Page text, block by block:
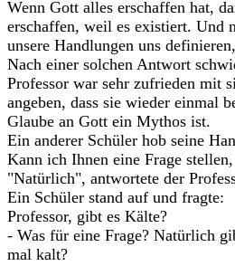
Wenn Gott alles erschaffen hat,
erschaffen, weil es existiert. Und
unsere Handlungen uns
Nach einer solchen Antwort
Professor war sehr zufrieden mit
angeben, dass sie wieder einmal
Glaube an Gott ein Mythos ist.
Ein anderer Schüler hob seine
Kann ich Ihnen eine Frage
"Natürlich", antwortete der
Ein Schüler stand auf und fragte:
Professor, gibt es Kälte?
- Was für eine Frage? Natürlich
mal kalt?